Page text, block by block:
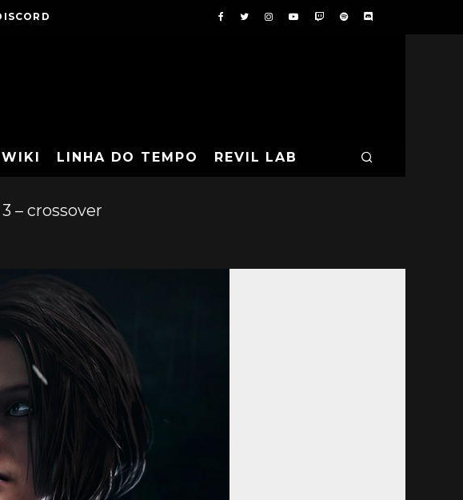
WIKI LINHA DO TEMPO REVIL LAB
– crossover